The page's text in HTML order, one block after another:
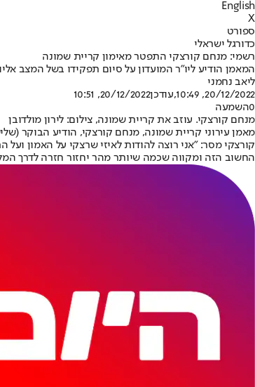
English
X
ספורט
כדורגל ישראלי
רשמי: מנחם קורצקי התפטר מאימון קריית שמונה
המאמן הודיע ליו"ר המועדון על סיום תפקידו בשל המצב
ליאב נחמני
20/12/2022, 10:49
,עודכן20/12/2022, 10:51
0השמעה
מנחם קורצקי. עוזב את קריית שמונה, צילום: לירון מולדובן
מאמן עירוני קריית שמונה, מנחם קורצקי, הודיע הבוקר
קורצקי מסר: "אני רוצה להודות לאיזי שרצקי על האמון
החשוב הזה ומקווה שכמה שיותר מהר יחזור חזרה לדרך